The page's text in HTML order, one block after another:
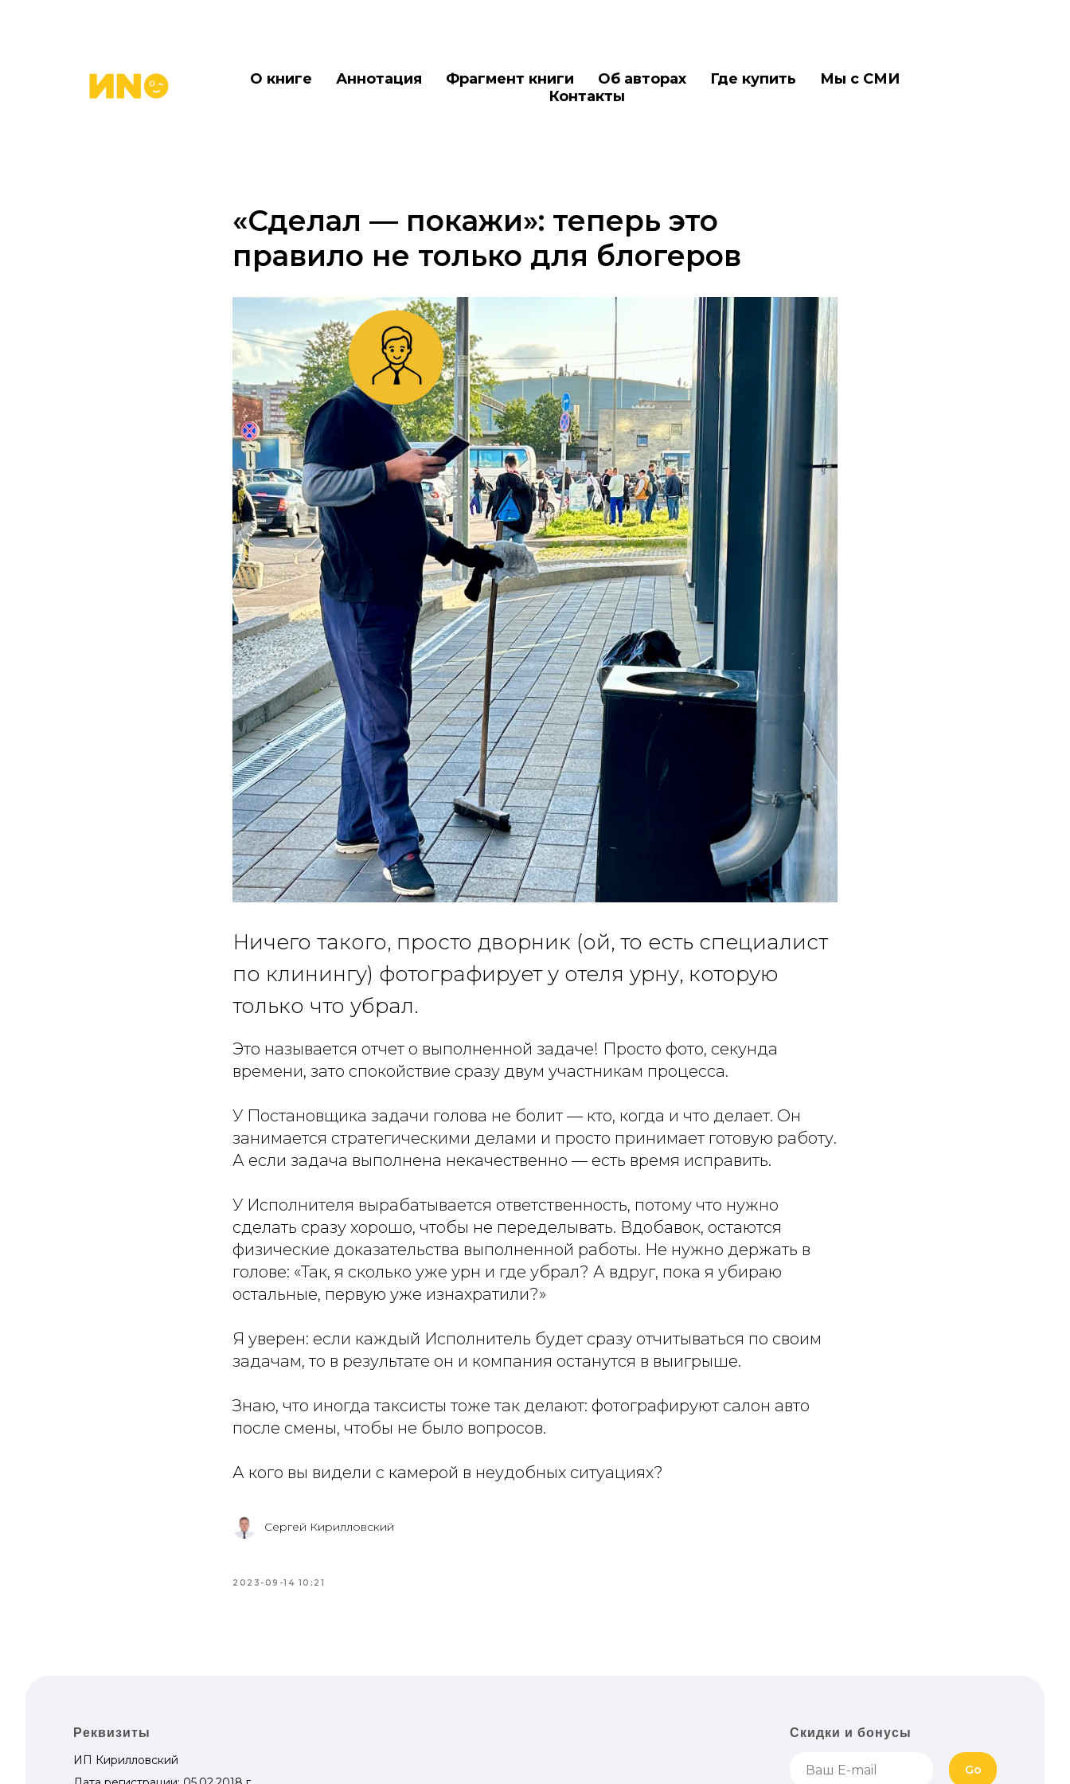
О книге Аннотация Фрагмент книги Об авторах Где купить
Мы с СМИ
Контакты
«Сделал — покажи»: теперь это
правило не только для блогеров
Ничего такого, просто дворник (ой, то есть специалист
по клинингу) фотографирует у отеля урну, которую
только что убрал.
Это называется отчет о выполненной задаче! Просто фото, секунда
времени, зато спокойствие сразу двум участникам процесса.
У Постановщика задачи голова не болит — кто, когда и что делает. Он
занимается стратегическими делами и просто принимает готовую работу.
А если задача выполнена некачественно — есть время исправить.
У Исполнителя вырабатывается ответственность, потому что нужно
сделать сразу хорошо, чтобы не переделывать. Вдобавок, остаются
физические доказательства выполненной работы. Не нужно держать в
голове: «Так, я сколько уже урн и где убрал? А вдруг, пока я убираю
остальные, первую уже изнахратили?»
Я уверен: если каждый Исполнитель будет сразу отчитываться по своим
задачам, то в результате он и компания останутся в выигрыше.
Знаю, что иногда таксисты тоже так делают: фотографируют салон авто
после смены, чтобы не было вопросов.
А кого вы видели с камерой в неудобных ситуациях?
Сергей Кирилловский
2023-09-14 10:21
Реквизиты
ИП Кирилловский
Go
Скидки и бонусы